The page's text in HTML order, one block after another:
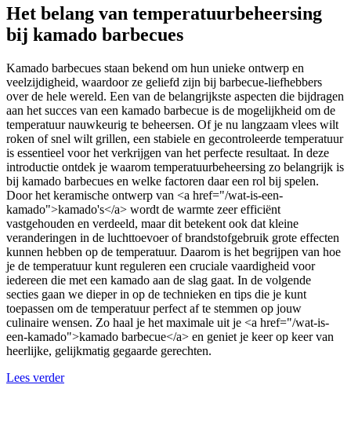
Het belang van temperatuurbeheersing
bij kamado barbecues
Kamado barbecues staan bekend om hun unieke ontwerp en
veelzijdigheid, waardoor ze geliefd zijn bij barbecue-liefhebbers
over de hele wereld. Een van de belangrijkste aspecten die bijdragen
aan het succes van een kamado barbecue is de mogelijkheid om de
temperatuur nauwkeurig te beheersen. Of je nu langzaam vlees wilt
roken of snel wilt grillen, een stabiele en gecontroleerde temperatuur
is essentieel voor het verkrijgen van het perfecte resultaat. In deze
introductie ontdek je waarom temperatuurbeheersing zo belangrijk is
bij kamado barbecues en welke factoren daar een rol bij spelen.
Door het keramische ontwerp van <a href="/wat-is-een-
kamado">kamado's</a> wordt de warmte zeer efficiënt
vastgehouden en verdeeld, maar dit betekent ook dat kleine
veranderingen in de luchttoevoer of brandstofgebruik grote effecten
kunnen hebben op de temperatuur. Daarom is het begrijpen van hoe
je de temperatuur kunt reguleren een cruciale vaardigheid voor
iedereen die met een kamado aan de slag gaat. In de volgende
secties gaan we dieper in op de technieken en tips die je kunt
toepassen om de temperatuur perfect af te stemmen op jouw
culinaire wensen. Zo haal je het maximale uit je <a href="/wat-is-
een-kamado">kamado barbecue</a> en geniet je keer op keer van
heerlijke, gelijkmatig gegaarde gerechten.
Lees verder